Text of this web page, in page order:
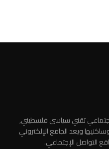
تقني سياسي فلسطيني,
ويعد الجامع الإلكتروني
التواصل الإجتماعي.